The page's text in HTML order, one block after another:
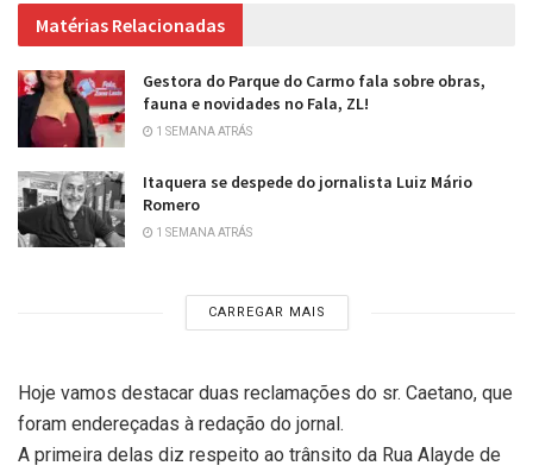
Matérias Relacionadas
Gestora do Parque do Carmo fala sobre obras,
fauna e novidades no Fala, ZL!
1 SEMANA ATRÁS
Itaquera se despede do jornalista Luiz Mário
Romero
1 SEMANA ATRÁS
CARREGAR MAIS
Hoje vamos destacar duas reclamações do sr. Caetano, que
foram endereçadas à redação do jornal.
A primeira delas diz respeito ao trânsito da Rua Alayde de